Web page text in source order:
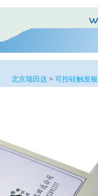
北京瑞田达 > 可控硅触发板